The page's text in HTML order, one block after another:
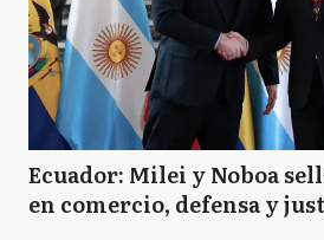
Ecuador: Milei y Noboa
en comercio, defensa y